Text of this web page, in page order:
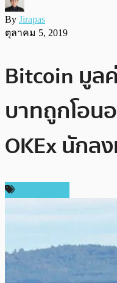
By Jirapas
ตุลาคม 5, 2019
Bitcoin มูล
บาทถูกโอน
OKEx นักล